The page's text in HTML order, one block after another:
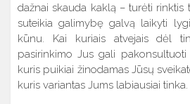
dažnai skauda kaklą – turėti rinktis
suteikia galimybę galvą laikyti
kūnu. Kai kuriais atvejais dėl
pasirinkimo Jus gali pakonsultuoti
kuris puikiai žinodamas Jūsų
kuris variantas Jums labiausiai tinka.